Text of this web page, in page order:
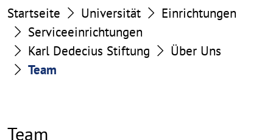
Startseite Universität
Einrichtungen
Serviceeinrichtungen
Karl Dedecius Stiftung
Über Uns
Team
Team